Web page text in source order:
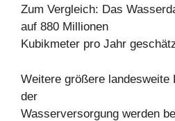
Zum Vergleich: Das
auf 880 Millionen
Kubikmeter pro Jahr
Weitere größere landesweite
der
Wasserversorgung werden